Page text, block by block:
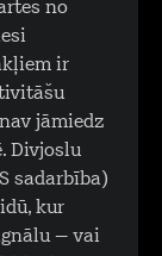
no
ir
jāmiedz
Divjoslu
sadarbība)
kur
– vai